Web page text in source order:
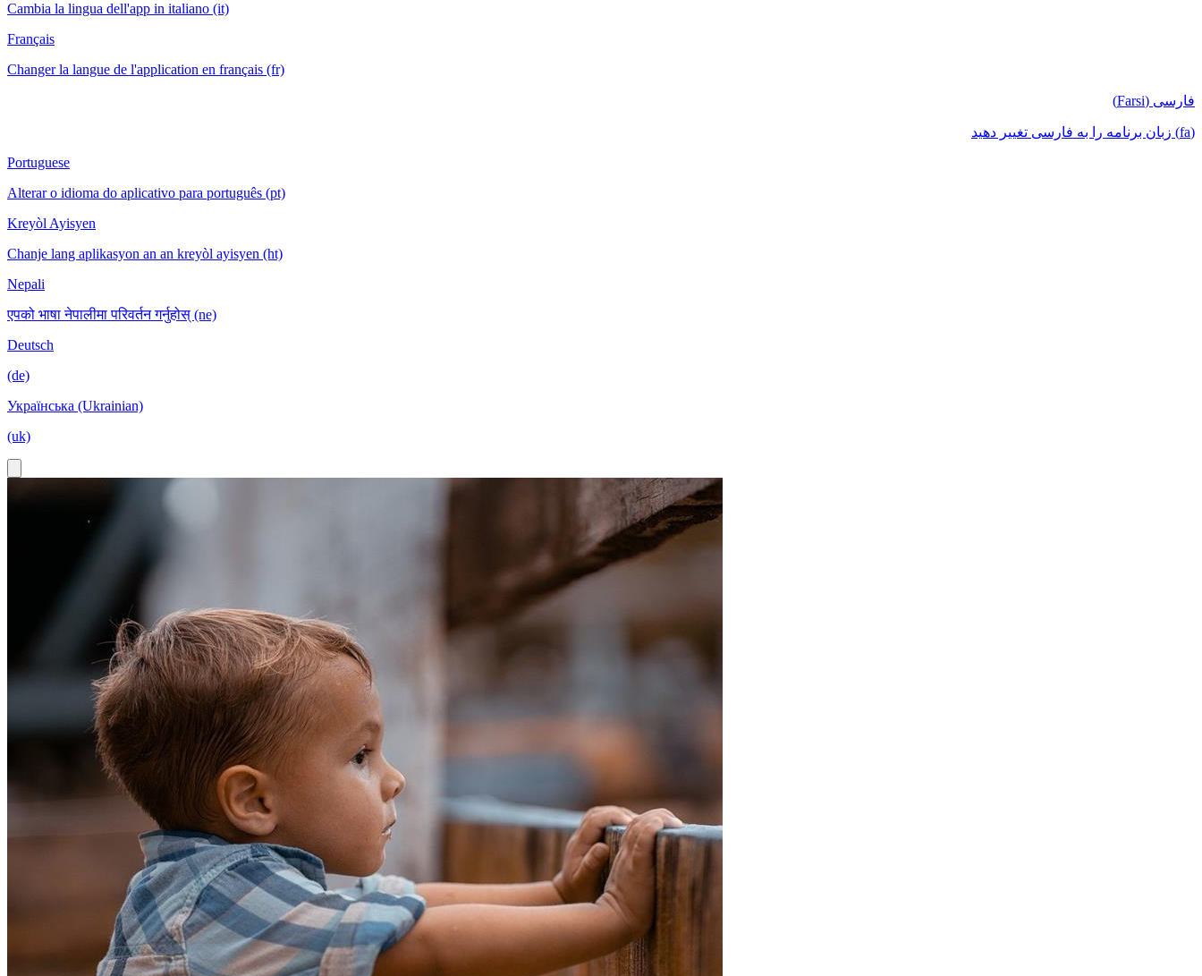
Cambia la lingua dell'app in italiano (it)
Français
Changer la langue de l'application en français (fr)
فارسی (Farsi)
(fa) زبان برنامه را به فارسی تغییر دهید
Portuguese
Alterar o idioma do aplicativo para português (pt)
Kreyòl Ayisyen
Chanje lang aplikasyon an an kreyòl ayisyen (ht)
Nepali
एपको भाषा नेपालीमा परिवर्तन गर्नुहोस् (ne)
Deutsch
(de)
Українська (Ukrainian)
(uk)